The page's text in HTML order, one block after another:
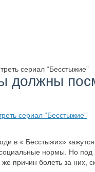
сериал “Бесстыжие”
должны
в « Бесстыжих»
нормы. Но под
причин болеть за них,